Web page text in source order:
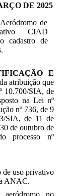
DE 2025
de
CIAD
cadastro de
E
atribuição que
10.700/SIA, de
na Lei nº
nº 736, de 9
SIA, de 11 de
de outubro de
processo nº
de uso privativo
ANAC.